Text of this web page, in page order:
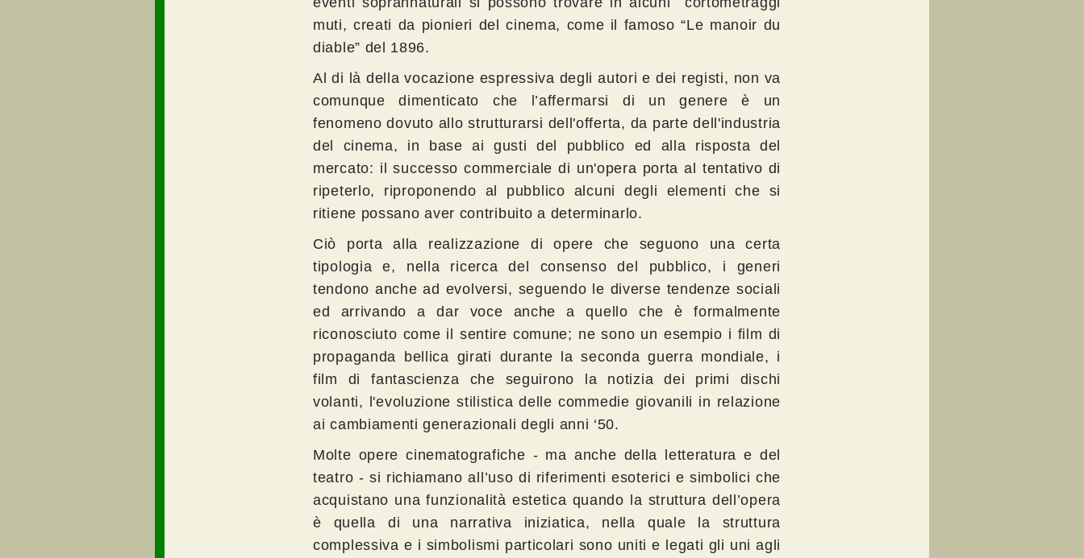
muti, creati da pionieri del cinema, come il famoso “Le manoir du
diable” del 1896.
Al di là della vocazione espressiva degli autori e dei registi, non va
comunque dimenticato che l’affermarsi di un genere è un
fenomeno dovuto allo strutturarsi dell'offerta, da parte dell'industria
del cinema, in base ai gusti del pubblico ed alla risposta del
mercato: il successo commerciale di un'opera porta al tentativo di
ripeterlo, riproponendo al pubblico alcuni degli elementi che si
ritiene possano aver contribuito a determinarlo.
Ciò porta alla realizzazione di opere che seguono una certa
tipologia e, nella ricerca del consenso del pubblico, i generi
tendono anche ad evolversi, seguendo le diverse tendenze sociali
ed arrivando a dar voce anche a quello che è formalmente
riconosciuto come il sentire comune; ne sono un esempio i film di
propaganda bellica girati durante la seconda guerra mondiale, i
film di fantascienza che seguirono la notizia dei primi dischi
volanti, l'evoluzione stilistica delle commedie giovanili in relazione
ai cambiamenti generazionali degli anni ‘50.
Molte opere cinematografiche - ma anche della letteratura e del
teatro - si richiamano all’uso di riferimenti esoterici e simbolici che
acquistano una funzionalità estetica quando la struttura dell’opera
è quella di una narrativa iniziatica, nella quale la struttura
complessiva e i simbolismi particolari sono uniti e legati gli uni agli